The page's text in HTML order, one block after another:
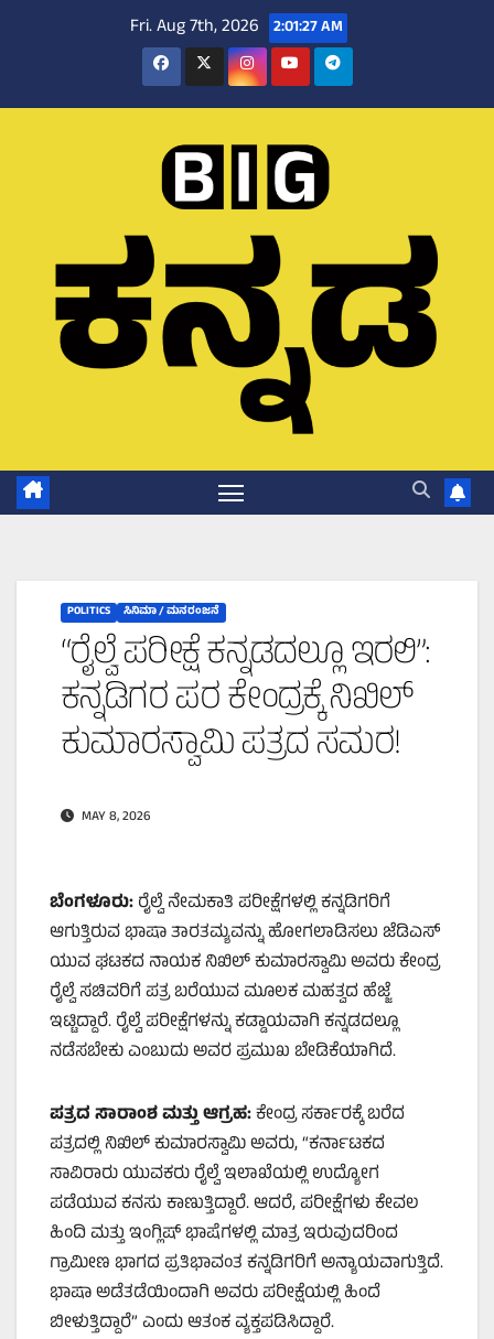
Fri. Aug 7th, 2026 2:01:28 AM
POLITICS ಸಿನಿಮಾ / ಮನರಂಜನೆ
“ರೈಲ್ವೆ ಪರೀಕ್ಷೆ ಕನ್ನಡದಲ್ಲೂ ಇರಲಿ”:
ಕನ್ನಡಿಗರ ಪರ ಕೇಂದ್ರಕ್ಕೆ ನಿಖಿಲ್
ಕುಮಾರಸ್ವಾಮಿ ಪತ್ರದ ಸಮರ!
MAY 8, 2026
ಬೆಂಗಳೂರು:ರೈಲ್ವೆ ನೇಮಕಾತಿ ಪರೀಕ್ಷೆಗಳಲ್ಲಿ ಕನ್ನಡಿಗರಿಗೆ
ಆಗುತ್ತಿರುವ ಭಾಷಾ ತಾರತಮ್ಯವನ್ನು ಹೋಗಲಾಡಿಸಲು ಜೆಡಿಎಸ್
ಯುವ ಘಟಕದ ನಾಯಕ ನಿಖಿಲ್ ಕುಮಾರಸ್ವಾಮಿ ಅವರು ಕೇಂದ್ರ
ರೈಲ್ವೆ ಸಚಿವರಿಗೆ ಪತ್ರ ಬರೆಯುವ ಮೂಲಕ ಮಹತ್ವದ ಹೆಜ್ಜೆ
ಇಟ್ಟಿದ್ದಾರೆ. ರೈಲ್ವೆ ಪರೀಕ್ಷೆಗಳನ್ನು ಕಡ್ಡಾಯವಾಗಿ ಕನ್ನಡದಲ್ಲೂ
ನಡೆಸಬೇಕು ಎಂಬುದು ಅವರ ಪ್ರಮುಖ ಬೇಡಿಕೆಯಾಗಿದೆ.
ಪತ್ರದ ಸಾರಾಂಶ ಮತ್ತು ಆಗ್ರಹ:ಕೇಂದ್ರ ಸರ್ಕಾರಕ್ಕೆ ಬರೆದ
ಪತ್ರದಲ್ಲಿ ನಿಖಿಲ್ ಕುಮಾರಸ್ವಾಮಿ ಅವರು, “ಕರ್ನಾಟಕದ
ಸಾವಿರಾರು ಯುವಕರು ರೈಲ್ವೆ ಇಲಾಖೆಯಲ್ಲಿ ಉದ್ಯೋಗ
ಪಡೆಯುವ ಕನಸು ಕಾಣುತ್ತಿದ್ದಾರೆ. ಆದರೆ, ಪರೀಕ್ಷೆಗಳು ಕೇವಲ
ಹಿಂದಿ ಮತ್ತು ಇಂಗ್ಲಿಷ್ ಭಾಷೆಗಳಲ್ಲಿ ಮಾತ್ರ ಇರುವುದರಿಂದ
ಗ್ರಾಮೀಣ ಭಾಗದ ಪ್ರತಿಭಾವಂತ ಕನ್ನಡಿಗರಿಗೆ ಅನ್ಯಾಯವಾಗುತ್ತಿದೆ.
ಭಾಷಾ ಅಡೆತಡೆಯಿಂದಾಗಿ ಅವರು ಪರೀಕ್ಷೆಯಲ್ಲಿ ಹಿಂದೆ
ಬೀಳುತ್ತಿದ್ದಾರೆ” ಎಂದು ಆತಂಕ ವ್ಯಕ್ತಪಡಿಸಿದ್ದಾರೆ.